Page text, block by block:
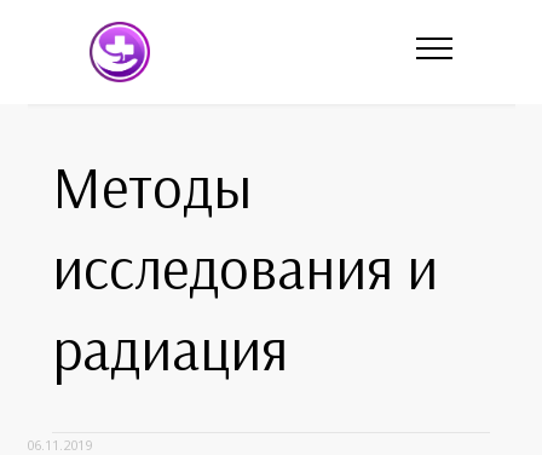
Методы
исследования и
радиация
06.11.2019